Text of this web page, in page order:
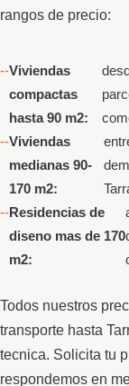
rangos de precio:
Viviendas
compactas
hasta 90 m2:
Viviendas
medianas 90-
170 m2:
Residencias de
diseno mas de 170
m2:
Todos nuestros
transporte hasta
tecnica. Solicita tu
respondemos en